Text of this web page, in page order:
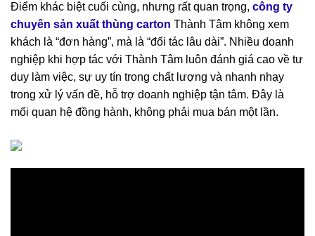
Điểm khác biệt cuối cùng, nhưng rất quan trọng, công ty
chuyên sản xuất thùng carton Thành Tâm không xem
khách là “đơn hàng”, mà là “đối tác lâu dài”. Nhiều doanh
nghiệp khi hợp tác với Thành Tâm luôn đánh giá cao về tư
duy làm việc, sự uy tín trong chất lượng và nhanh nhạy
trong xử lý vấn đề, hỗ trợ doanh nghiệp tận tâm. Đây là
mối quan hệ đồng hành, không phải mua bán một lần.